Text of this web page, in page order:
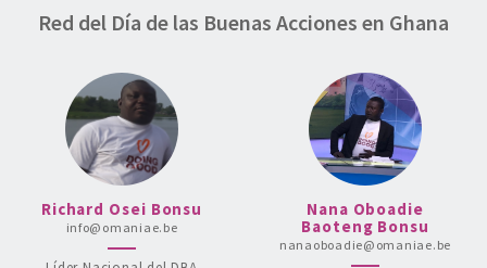
Red del Día de las Buenas Acciones en Ghana
Richard Osei Bonsu
info@omaniae.be
Nana Oboadie
Baoteng Bonsu
nanaoboadie@omaniae.be